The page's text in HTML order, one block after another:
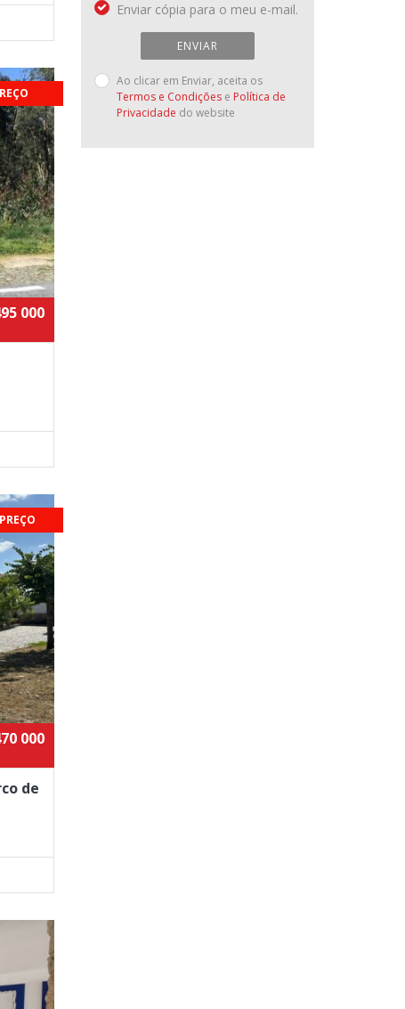
000
000
de
Enviar cópia para o meu e-mail.
ENVIAR
Ao clicar em Enviar, aceita os
Termos e Condiçõese Política de
Privacidade do website